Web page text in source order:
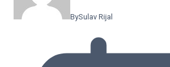
BySulav Rijal